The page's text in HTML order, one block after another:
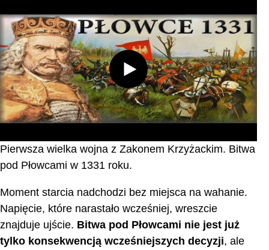
Pierwsza wielka wojna z Zakonem Krzyżackim. Bitwa
pod Płowcami w 1331 roku.
Moment starcia nadchodzi bez miejsca na wahanie.
Napięcie, które narastało wcześniej, wreszcie
znajduje ujście. Bitwa pod Płowcami nie jest już
tylko konsekwencją wcześniejszych decyzji, ale